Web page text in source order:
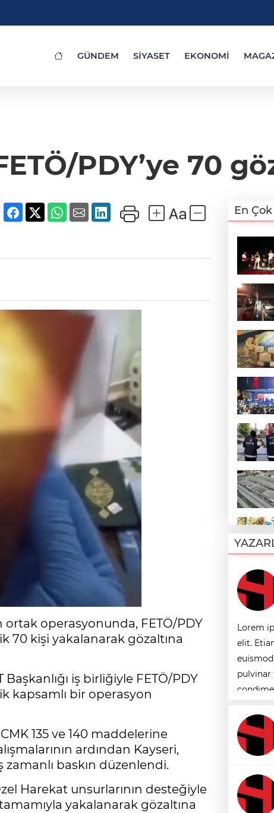
GÜNDEM SİYASET EKONOMİ
PDY’ye 70
ortak operasyonunda, FETÖ/PDY
70 kişi yakalanarak gözaltına
iş birliğiyle FETÖ/PDY
kapsamlı bir operasyon
135 ve 140 maddelerine
ardından Kayseri,
baskın düzenlendi.
Harekat unsurlarının desteğiyle
yakalanarak gözaltına
En
Lorem
elit.
pulvinar